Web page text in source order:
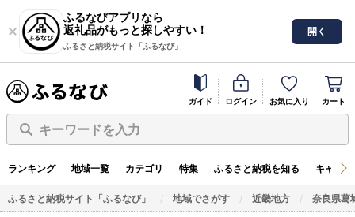
ふるなびアプリなら
返礼品がもっと探しやすい！
ふるさと納税サイト「ふるなび」
開く
ガイド ログイン お気に入り カート
キーワードを入力
ランキング 地域一覧 カテゴリ 特集 ふるさと納税を知る キャン
ふるさと納税サイト「ふるなび」 地域でさがす 近畿地方 奈良県葛